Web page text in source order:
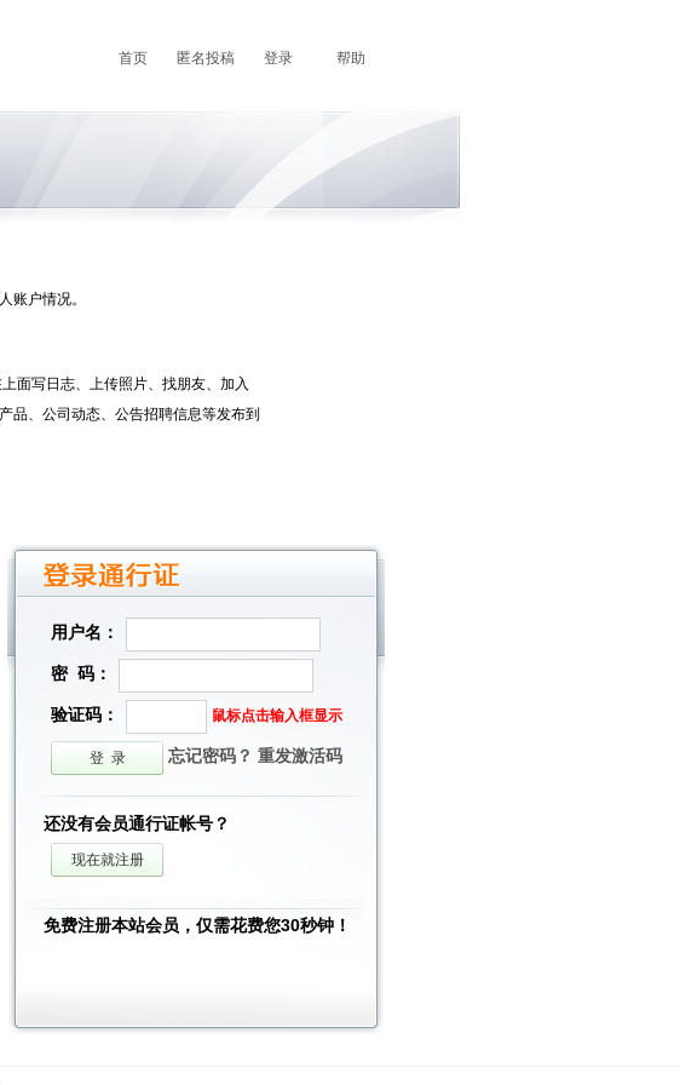
首页 匿名投稿 登录 帮助
账户情况。
面写日志、上传照片、找朋友、加入
品、公司动态、公告招聘信息等发布到
用户名：
密 码：
验证码： 鼠标点击输入框显示
忘记密码？ 重发激活码
还没有会员通行证帐号？
免费注册本站会员，仅需花费您30秒钟！